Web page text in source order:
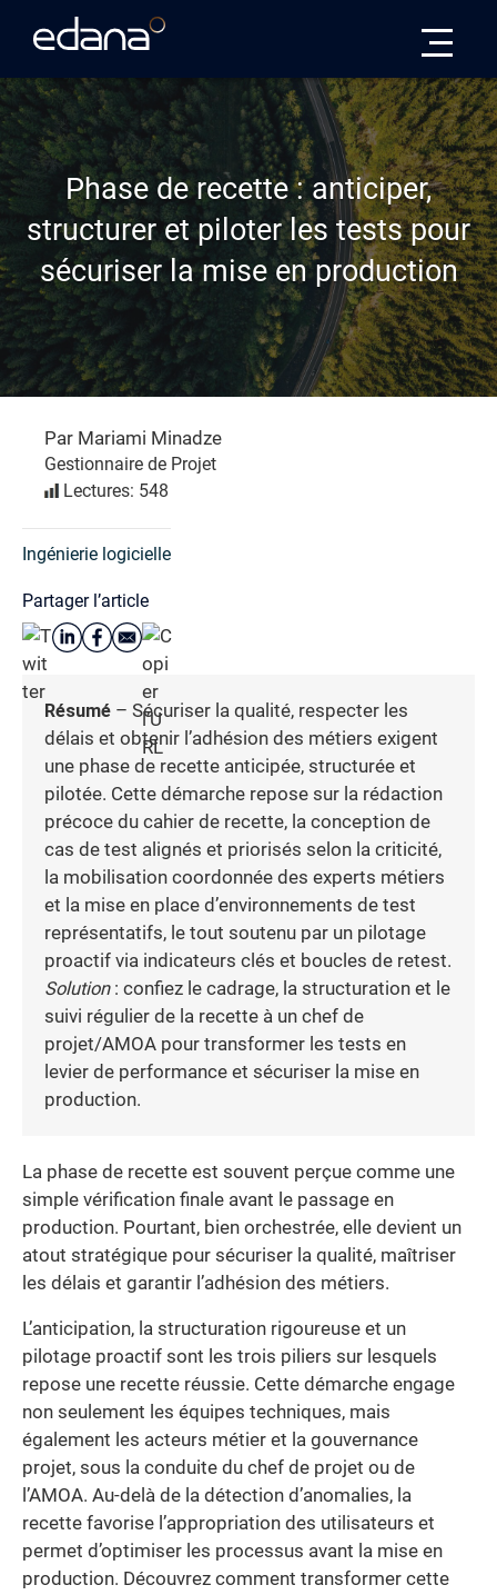
Phase de recette : anticiper,
structurer et piloter les tests pour
sécuriser la mise en production
Par Mariami Minadze
Gestionnaire de Projet
Lectures: 548
Ingénierie logicielle
Partager l’article
Résumé – Sécuriser la qualité, respecter les
délais et obtenir l’adhésion des métiers exigent
une phase de recette anticipée, structurée et
pilotée. Cette démarche repose sur la rédaction
précoce du cahier de recette, la conception de
cas de test alignés et priorisés selon la criticité,
la mobilisation coordonnée des experts métiers
et la mise en place d’environnements de test
représentatifs, le tout soutenu par un pilotage
proactif via indicateurs clés et boucles de retest.
Solution: confiez le cadrage, la structuration et le
suivi régulier de la recette à un chef de
projet/AMOA pour transformer les tests en
levier de performance et sécuriser la mise en
production.
La phase de recette est souvent perçue comme une
simple vérification finale avant le passage en
production. Pourtant, bien orchestrée, elle devient un
atout stratégique pour sécuriser la qualité, maîtriser
les délais et garantir l’adhésion des métiers.
L’anticipation, la structuration rigoureuse et un
pilotage proactif sont les trois piliers sur lesquels
repose une recette réussie. Cette démarche engage
non seulement les équipes techniques, mais
également les acteurs métier et la gouvernance
projet, sous la conduite du chef de projet ou de
l’AMOA. Au-delà de la détection d’anomalies, la
recette favorise l’appropriation des utilisateurs et
permet d’optimiser les processus avant la mise en
production. Découvrez comment transformer cette